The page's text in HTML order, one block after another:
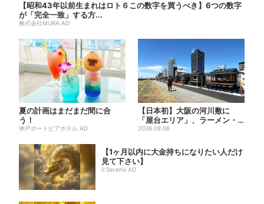
【昭和43年以前生まれはロト６この数字を買うべき】6つの数字
が「完全一致」する方...
株式会社MURA AD
夏の計画はまだまだ間に合
う！
神戸ポートピアホテル AD
【日本初】大阪の河川敷に
「屋台エリア」、ラーメン・
焼肉・しゃぶしゃぶ・カフェ
2026.08.06
【1ヶ月以内に大金持ちになりたい人だけ
見て下さい】
Il Sereno AD